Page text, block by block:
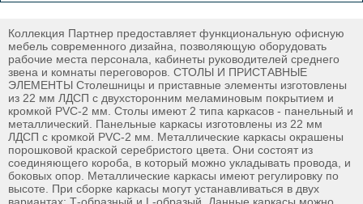
Коллекция Партнер предоставляет функциональную офисную
мебель современного дизайна, позволяющую оборудовать
рабочие места персонала, кабинеты руководителей среднего
звена и комнаты переговоров. СТОЛЫ И ПРИСТАВНЫЕ
ЭЛЕМЕНТЫ Столешницы и приставные элементы изготовлены
из 22 мм ЛДСП с двухсторонним меламиновым покрытием и
кромкой PVC-2 мм. Столы имеют 2 типа каркасов - панельный и
металлический. Панельные каркасы изготовлены из 22 мм
ЛДСП с кромкой PVC-2 мм. Металлические каркасы окрашены
порошковой краской серебристого цвета. Они состоят из
соединяющего короба, в который можно укладывать провода, и
боковых опор. Металлические каркасы имеют регулировку по
высоте. При сборке каркасы могут устанавливаться в двух
вариантах: Т-образный и L-образый. Данные каркасы можно